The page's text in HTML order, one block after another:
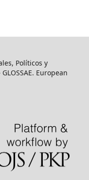
Políticos y
European